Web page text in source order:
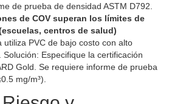
de prueba de densidad ASTM D792.
de COV superan los límites de
centros de salud)
PVC de bajo costo con alto
Especifique la certificación
Gold. Se requiere informe de prueba
mg/m³).